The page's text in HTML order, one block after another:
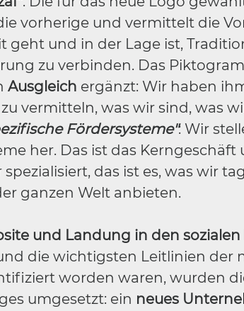
vorherige und vermittelt die
geht und in der Lage ist,
zu verbinden. Das
Ausgleich ergänzt: Wir haben
vermitteln, was wir sind, was
Fördersysteme": Wir
her. Das ist das Kerngeschäft
das ist es, was wir
ganzen Welt anbieten.
und Landung in den sozialen
die wichtigsten Leitlinien der
worden waren, wurden
umgesetzt: ein neues